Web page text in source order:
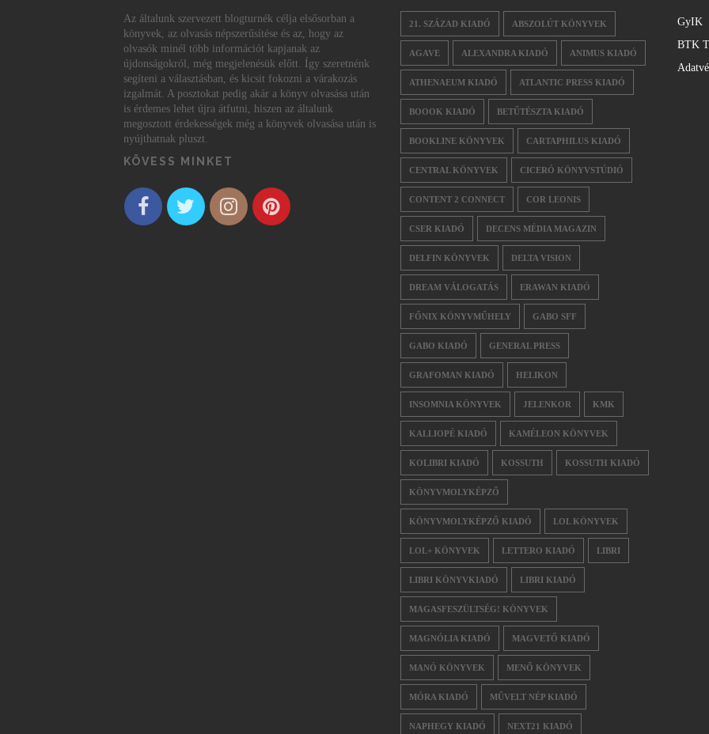
Az általunk szervezett blogturnék célja elsősorban a
könyvek, az olvasás népszerűsítése és az, hogy az
olvasók minél több információt kapjanak az
újdonságokról, még megjelenésük előtt. Így szeretnénk
segíteni a választásban, és kicsit fokozni a várakozás
izgalmát. A posztokat pedig akár a könyv olvasása után
is érdemes lehet újra átfutni, hiszen az általunk
megosztott érdekességek még a könyvek olvasása után is
nyújthatnak pluszt.
KÖVESS MINKET
21. SZÁZAD KIADÓ ABSZOLÚT KÖNYVEK
AGAVE ALEXANDRA KIADÓ ANIMUS KIADÓ
ATHENAEUM KIADÓ ATLANTIC PRESS KIADÓ
BOOOK KIADÓ BETŰTÉSZTA KIADÓ
BOOKLINE KÖNYVEK CARTAPHILUS KIADÓ
CENTRAL KÖNYVEK CICERÓ KÖNYVSTÚDIÓ
CONTENT 2 CONNECT COR LEONIS
CSER KIADÓ DECENS MÉDIA MAGAZIN
DELFIN KÖNYVEK DELTA VISION
DREAM VÁLOGATÁS ERAWAN KIADÓ
FŐNIX KÖNYVMŰHELY GABO SFF
GABO KIADÓ GENERAL PRESS
GRAFOMAN KIADÓ HELIKON
INSOMNIA KÖNYVEK JELENKOR KMK
KALLIOPÉ KIADÓ KAMÉLEON KÖNYVEK
KOLIBRI KIADÓ KOSSUTH KOSSUTH KIADÓ
KÖNYVMOLYKÉPZŐ
KÖNYVMOLYKÉPZŐ KIADÓ LOL KÖNYVEK
LOL+ KÖNYVEK LETTERO KIADÓ LIBRI
LIBRI KÖNYVKIADÓ LIBRI KIADÓ
MAGASFESZÜLTSÉG! KÖNYVEK
MAGNÓLIA KIADÓ MAGVETŐ KIADÓ
MANÓ KÖNYVEK MENŐ KÖNYVEK
MÓRA KIADÓ MŰVELT NÉP KIADÓ
NAPHEGY KIADÓ NEXT21 KIADÓ
GyIK
BTK